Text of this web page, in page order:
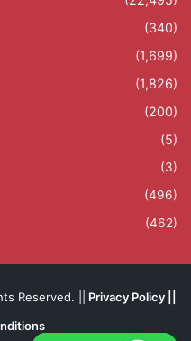
(340)
(1,699)
(1,826)
(200)
(5)
(3)
(496)
(462)
Reserved. || Privacy Policy||